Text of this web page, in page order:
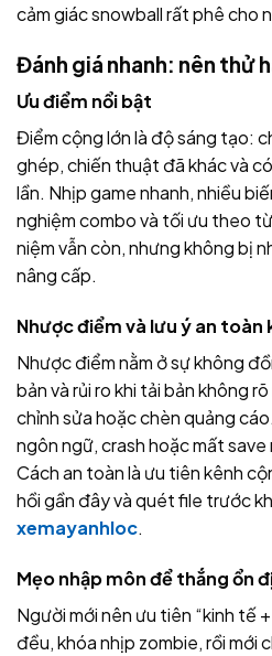
cảm giác snowball rất phê cho
Đánh giá nhanh: nên thử
Ưu điểm nổi bật
Điểm cộng lớn là độ sáng tạo:
ghép, chiến thuật đã khác và
lần. Nhịp game nhanh, nhiều
nghiệm combo và tối ưu theo
niệm vẫn còn, nhưng không bị
nâng cấp.
Nhược điểm và lưu ý an toàn
Nhược điểm nằm ở sự không
bản và rủi ro khi tải bản không
chỉnh sửa hoặc chèn quảng
ngôn ngữ, crash hoặc mất
Cách an toàn là ưu tiên kênh
hồi gần đây và quét file trước
xemayanhloc.
Mẹo nhập môn để thắng ổn
Người mới nên ưu tiên “kinh tế
đều, khóa nhịp zombie, rồi mới